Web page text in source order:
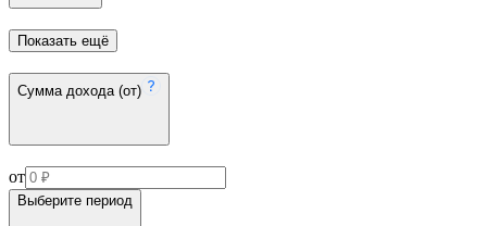
Показать ещё
Сумма дохода (от)
от
Выберите период